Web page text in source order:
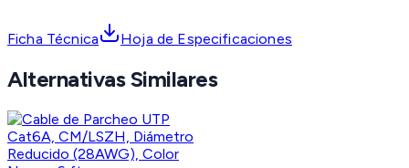
Ficha Técnica Hoja de Especificaciones
Alternativas Similares